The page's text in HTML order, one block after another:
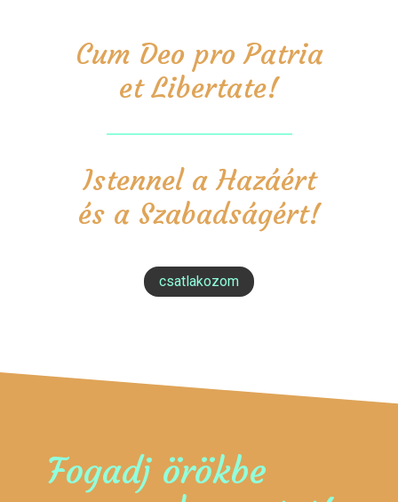
Cum Deo pro Patria
et Libertate!
Istennel a Hazáért
és a Szabadságért!
csatlakozom
Fogadj örökbe